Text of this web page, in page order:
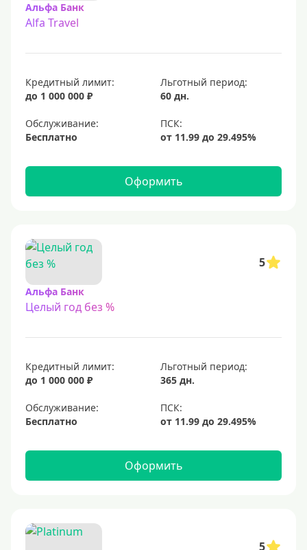
Альфа Банк
Alfa Travel
Кредитный лимит:
до 1 000 000 ₽
Льготный период:
60 дн.
Обслуживание:
Бесплатно
Оформить
5
Альфа Банк
Целый год без %
Кредитный лимит:
до 1 000 000 ₽
Льготный период:
365 дн.
Обслуживание:
Бесплатно
Оформить
5